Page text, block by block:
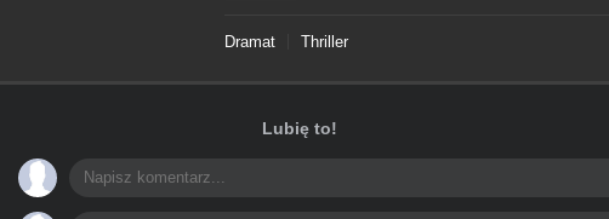
Dramat Thriller
Lubię to!